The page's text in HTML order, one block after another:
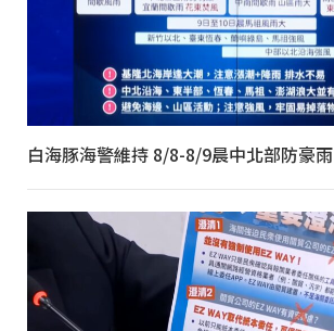
白海豚海警維持 8/8-8/9晨中北部防豪雨